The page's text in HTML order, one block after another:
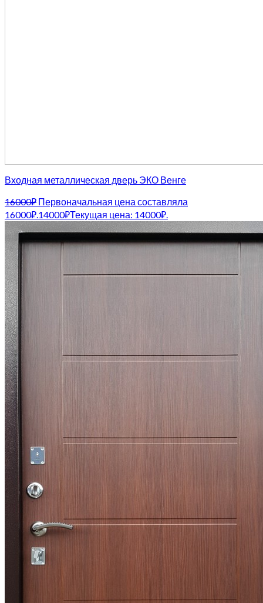
Входная металлическая дверь ЭКО Венге
16000₽ Первоначальная цена составляла
16000₽.14000₽Текущая цена: 14000₽.